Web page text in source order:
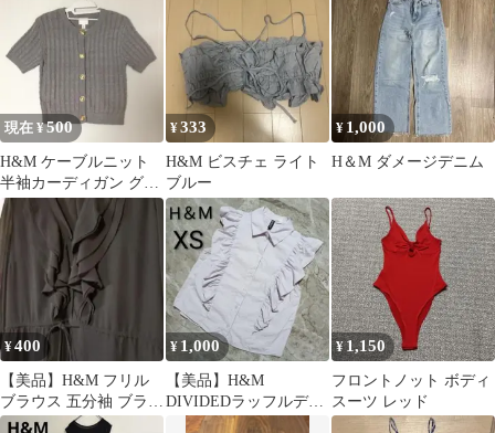
現在 ¥500
H&M ケーブルニット
半袖カーディガン グレ
ー
¥333
H&M ビスチェ ライト
ブルー
¥ 1,000
H＆M ダメージデニム
¥400
【美品】H&M フリル
ブラウス 五分袖 ブラッ
ク
¥ 1,000
【美品】H&M
DIVIDEDラッフルディ
テールコットンシャツ
¥ 1,150
フロントノット ボディ
スーツ レッド